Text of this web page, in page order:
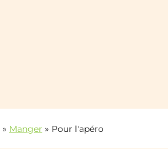
» Manger » Pour l'apéro